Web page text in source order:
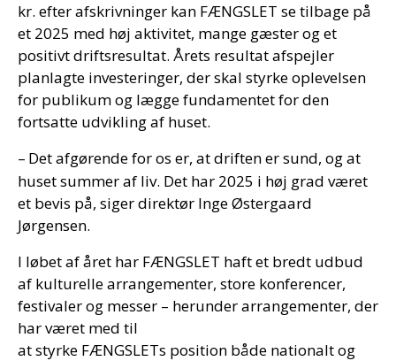
kr. efter afskrivninger kan FÆNGSLET se tilbage på
et 2025 med høj aktivitet, mange gæster og et
positivt driftsresultat. Årets resultat afspejler
planlagte investeringer, der skal styrke oplevelsen
for publikum og lægge fundamentet for den
fortsatte udvikling af huset.
– Det afgørende for os er, at driften er sund, og at
huset summer af liv. Det har 2025 i høj grad været
et bevis på, siger direktør IngeØstergaard
Jørgensen.
I løbet af året har FÆNGSLET haft et bredt udbud
af kulturelle arrangementer, store konferencer,
festivaler og messer – herunder arrangementer, der
har været med til
at styrke FÆNGSLETs position både nationalt og